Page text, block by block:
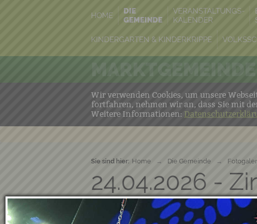
HOME
DIE
GEMEINDE
VERANSTALTUNGS-
KALENDER
KINDERGARTEN & KINDERKRIPPE
Wir verwenden Cookies, um unsere
fortfahren, nehmen wir an, dass Sie mit
Weitere Informationen:
Sie sind hier: Home → Die Gemeinde →
24.04.2026 -
VS